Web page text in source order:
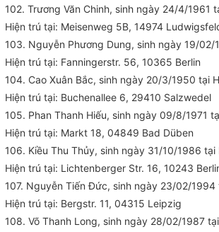
102. Trương Văn Chinh, sinh ngày 24/4/1961
Hiện trú tại: Meisenweg 5B, 14974
103. Nguyễn Phương Dung, sinh ngày 19/02/
Hiện trú tại: Fanningerstr. 56, 10365 Berlin
104. Cao Xuân Bắc, sinh ngày 20/3/1950 tại
Hiện trú tại: Buchenallee 6, 29410 Salzwedel
105. Phan Thanh Hiếu, sinh ngày 09/8/1971
Hiện trú tại: Markt 18, 04849 Bad Düben
106. Kiều Thu Thủy, sinh ngày 31/10/1986 tại
Hiện trú tại: Lichtenberger Str. 16, 10243
107. Nguyễn Tiến Đức, sinh ngày 23/02/1994
Hiện trú tại: Bergstr. 11, 04315 Leipzig
108. Võ Thanh Long, sinh ngày 28/02/1987